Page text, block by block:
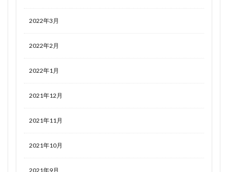
2022年3月
2022年2月
2022年1月
2021年12月
2021年11月
2021年10月
2021年9月